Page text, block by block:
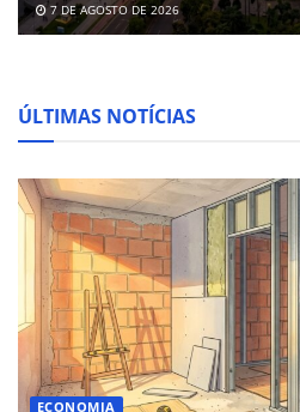
7 DE AGOSTO DE 2026
ÚLTIMAS NOTÍCIAS
ECONOMIA